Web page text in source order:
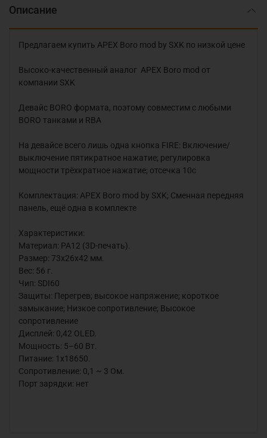
Описание
Предлагаем купить APEX Boro mod by SXK по низкой цене
Высоко-качественный аналог APEX Boro mod от
компании SXK
Девайс BORO формата, поэтому совместим с любыми
BORO танками и RBA
На девайсе всего лишь одна кнопка FIRE: Включение/
выключение пятикратное нажатие; регулировка
мощности трёхкратное нажатие; отсечка 10с
Комплектация: APEX Boro mod by SXK; Сменная передняя
панель, ещё одна в комплекте
Характеристики:
Материал: PA12 (3D-печать).
Размер: 73x26x42 мм.
Вес: 56 г.
Чип: SDI60
Защиты: Перегрев; высокое напряжение; короткое
замыкание; Низкое сопротивление; Высокое
сопротивление
Дисплей: 0,42 OLED.
Мощность: 5–60 Вт.
Питание: 1x18650.
Сопротивление: 0,1 ~ 3 Ом.
Порт зарядки: нет